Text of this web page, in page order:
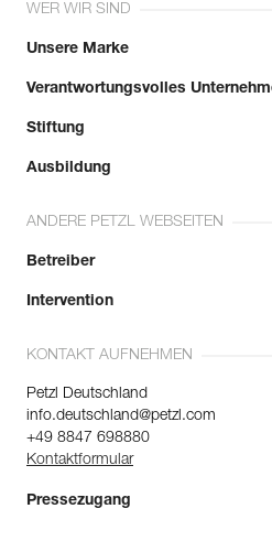
WER WIR SIND
Unsere Marke
Verantwortungsvolles
Stiftung
Ausbildung
ANDERE PETZL WEBSEITEN
Betreiber
Intervention
KONTAKT AUFNEHMEN
Petzl Deutschland
info.deutschland@petzl.com
+49 8847 698880
Kontaktformular
Pressezugang